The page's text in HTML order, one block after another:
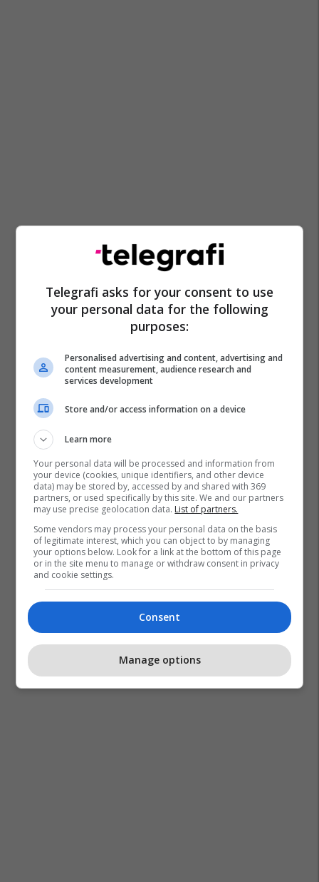
Telegrafi asks for your consent to use
your personal data for the following
purposes:
Personalised advertising and content, advertising and
content measurement, audience research and
services development
Store and/or access information on a device
Learn more
Your personal data will be processed and information from
your device (cookies, unique identifiers, and other device
data) may be stored by, accessed by and shared with 369
partners, or used specifically by this site. We and our partners
may use precise geolocation data. List of partners.
Some vendors may process your personal data on the basis
of legitimate interest, which you can object to by managing
your options below. Look for a link at the bottom of this page
or in the site menu to manage or withdraw consent in privacy
and cookie settings.
Consent
Manage options